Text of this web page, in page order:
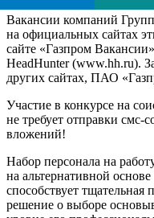
Вакансии компаний
на официальных сайтах
сайте «Газпром
HeadHunter (www.hh.ru).
других сайтах, ПАО
Участие в конкурсе на
не требует отправки
вложений!
Набор персонала на
на альтернативной
способствует тщательная
решение о выборе